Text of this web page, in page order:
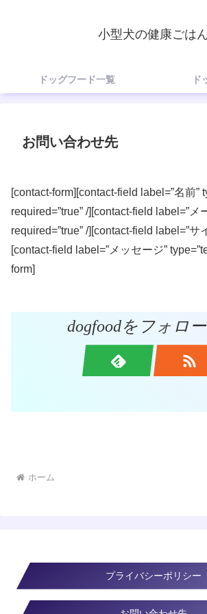
小型犬の健康ごは
ドッグフード一覧 ド
お問い合わせ先
[contact-form][contact-field label=”名前”
required=”true” /][contact-field label=”メ
required=”true” /][contact-field label=”サ
[contact-field label=”メッセージ”
form]
dogfoodをフォロ
ホーム
プライバシーポリシー